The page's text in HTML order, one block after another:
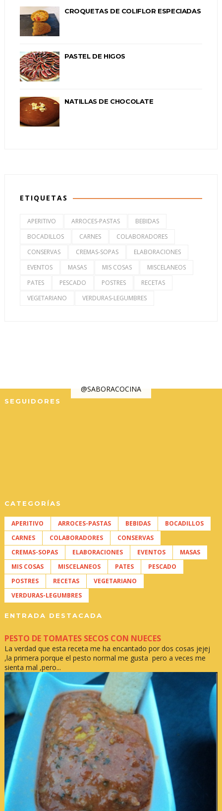
CROQUETAS DE COLIFLOR ESPECIADAS
PASTEL DE HIGOS
NATILLAS DE CHOCOLATE
ETIQUETAS
APERITIVO ARROCES-PASTAS
BEBIDAS
BOCADILLOS
CARNES
COLABORADORES
CONSERVAS
CREMAS-SOPAS
ELABORACIONES
EVENTOS
MASAS MIS COSAS
MISCELANEOS
PATES
PESCADO POSTRES
RECETAS
VEGETARIANO
VERDURAS-LEGUMBRES
@SABORACOCINA
SEGUIDORES
CATEGORÍAS
APERITIVO ARROCES-PASTAS BEBIDAS
BOCADILLOS
CARNES
COLABORADORES
CONSERVAS
CREMAS-SOPAS
ELABORACIONES EVENTOS
MASAS
MIS COSAS
MISCELANEOS PATES
PESCADO
POSTRES
RECETAS
VEGETARIANO
VERDURAS-LEGUMBRES
ENTRADA DESTACADA
PESTO DE TOMATES SECOS CON NUECES
La verdad que esta receta me ha encantado por dos cosas jejej
,la primera porque el pesto normal me gusta pero a veces me
sienta mal ,pero...